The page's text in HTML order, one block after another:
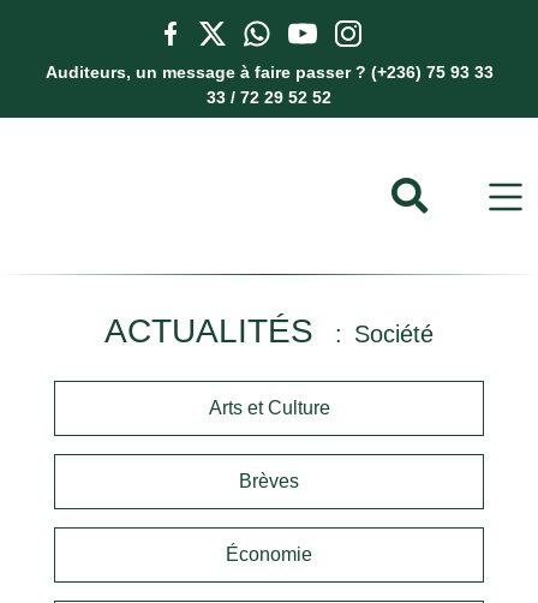
Auditeurs, un message à faire passer ? (+236) 75 93 33
33 / 72 29 52 52
ACTUALITÉS Société
Arts et Culture
Brèves
Économie